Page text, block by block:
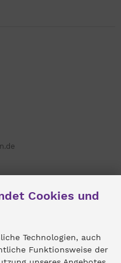
Cookies und
Technologien, auch
Funktionsweise der